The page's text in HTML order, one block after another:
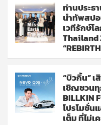
ท่านประธ
นำทัพสปอ
เวทีรักษ์โ
Thailand
“บิวกิ้น”
เชิญชวนทุ
BILLKIN
โปรโมชั่น
เต็ม ที่ไม่เ